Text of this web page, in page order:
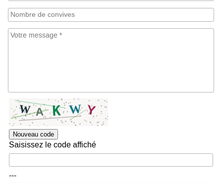
Nouveau code
Saisissez le code affiché
---